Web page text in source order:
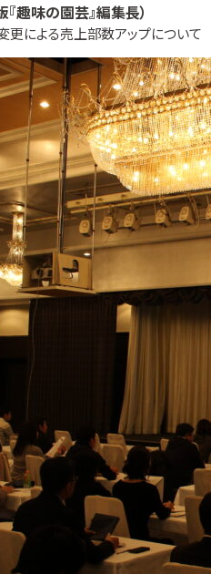
味の園芸』編集長）
更による売上部数アップについて